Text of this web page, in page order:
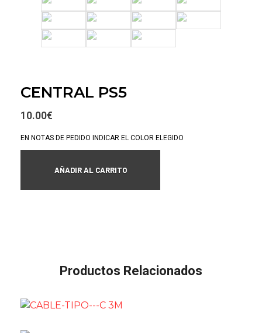
CENTRAL PS5
10.00€
EN NOTAS DE PEDIDO INDICAR EL COLOR ELEGIDO
AÑADIR AL CARRITO
Productos Relacionados